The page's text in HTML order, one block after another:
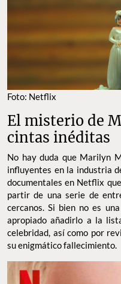
Foto: Netflix
El misterio de
cintas inéditas
No hay duda que Marilyn
influyentes en la industria
documentales en Netflix
partir de una serie de
cercanos. Si bien no es una
apropiado añadirlo a la
celebridad, así como por
su enigmático fallecimiento.